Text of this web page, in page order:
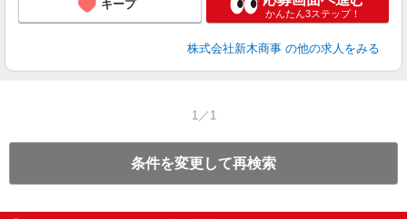
キープ
かんたん3ステップ！
株式会社新木商事 の他の求人をみる
1／1
条件を変更して再検索